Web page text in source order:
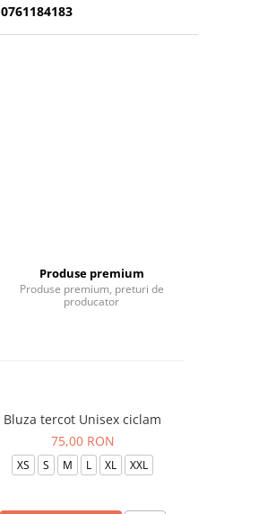
0761184183
Produse premium
Produse premium, preturi de
producator
Bluza tercot Unisex ciclam
75,00 RON
XS S M L XL XXL